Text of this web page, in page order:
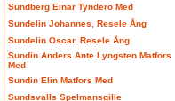
Sundberg Einar Tynderö Med
Sundelin Johannes, Resele Ång
Sundelin Oscar, Resele Ång
Sundin Anders Ante Lyngsten Matfors
Med
Sundin Elin Matfors Med
Sundsvalls Spelmansgille